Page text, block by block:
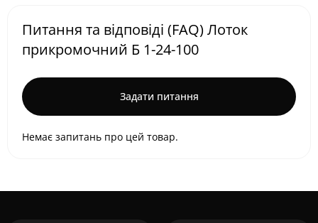
Питання та відповіді (FAQ) Лоток
прикромочний Б 1-24-100
Задати питання
Немає запитань про цей товар.